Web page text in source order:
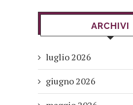
ARCHIVI
luglio 2026
giugno 2026